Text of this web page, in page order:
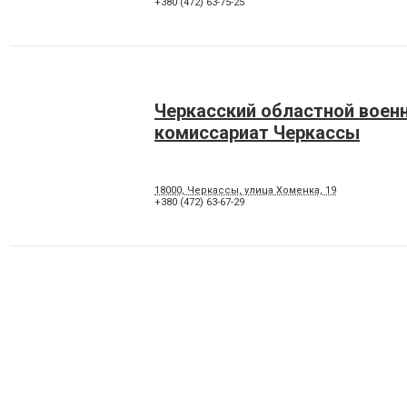
Черкасский областной
комиссариат Черкассы
18000, Черкассы, улица Хоменка, 19
+380 (472) 63-67-29